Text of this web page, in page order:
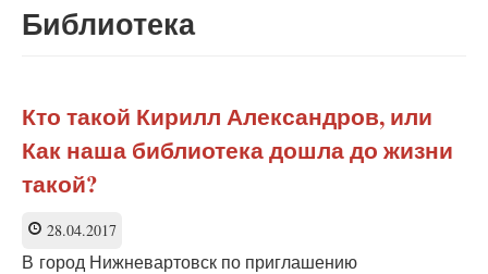
Библиотека
Кто такой Кирилл Александров, или
Как наша библиотека дошла до жизни
такой?
28.04.2017
В город Нижневартовск по приглашению